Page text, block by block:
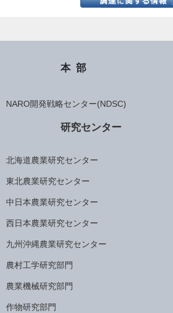
本部
NARO開発戦略センター(NDSC)
研究センター
北海道農業研究センター
東北農業研究センター
中日本農業研究センター
西日本農業研究センター
九州沖縄農業研究センター
農村工学研究部門
農業機械研究部門
作物研究部門